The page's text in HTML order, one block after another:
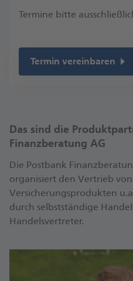
Termine bitte
Termin vereinbaren
Das sind die
Finanzberatung AG
Die Postbank
organisiert den Vertrieb
Versicherungsprodukten
durch selbstständige
Handelsvertreter.